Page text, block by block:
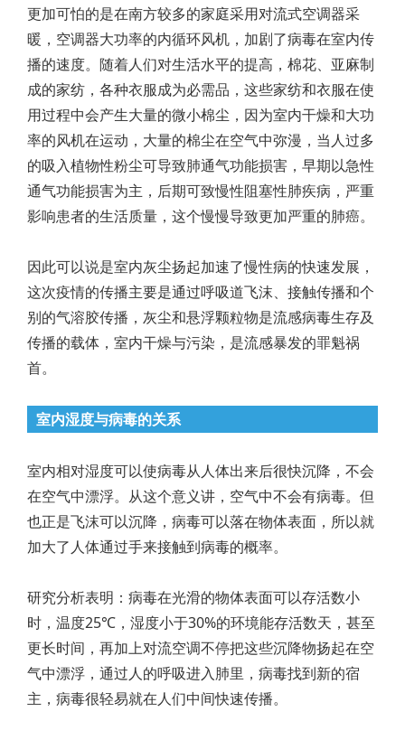
更加可怕的是在南方较多的家庭采用对流式空调器采
暖，空调器大功率的内循环风机，加剧了病毒在室内传
播的速度。随着人们对生活水平的提高，棉花、亚麻制
成的家纺，各种衣服成为必需品，这些家纺和衣服在使
用过程中会产生大量的微小棉尘，因为室内干燥和大功
率的风机在运动，大量的棉尘在空气中弥漫，当人过多
的吸入植物性粉尘可导致肺通气功能损害，早期以急性
通气功能损害为主，后期可致慢性阻塞性肺疾病，严重
影响患者的生活质量，这个慢慢导致更加严重的肺癌。
因此可以说是室内灰尘扬起加速了慢性病的快速发展，
这次疫情的传播主要是通过呼吸道飞沫、接触传播和个
别的气溶胶传播，灰尘和悬浮颗粒物是流感病毒生存及
传播的载体，室内干燥与污染，是流感暴发的罪魁祸
首。
室内湿度与病毒的关系
室内相对湿度可以使病毒从人体出来后很快沉降，不会
在空气中漂浮。从这个意义讲，空气中不会有病毒。但
也正是飞沫可以沉降，病毒可以落在物体表面，所以就
加大了人体通过手来接触到病毒的概率。
研究分析表明：病毒在光滑的物体表面可以存活数小
时，温度25℃，湿度小于30%的环境能存活数天，甚至
更长时间，再加上对流空调不停把这些沉降物扬起在空
气中漂浮，通过人的呼吸进入肺里，病毒找到新的宿
主，病毒很轻易就在人们中间快速传播。